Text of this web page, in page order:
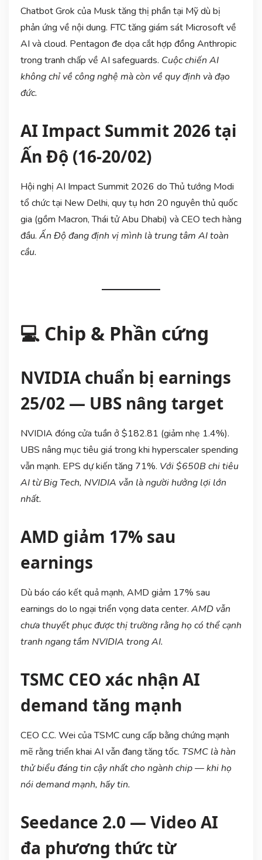
Chatbot Grok của Musk tăng thị phần tại Mỹ dù bị
phản ứng về nội dung. FTC tăng giám sát Microsoft về
AI và cloud. Pentagon đe dọa cắt hợp đồng Anthropic
trong tranh chấp về AI safeguards. Cuộc chiến AI
không chỉ về công nghệ mà còn về quy định và đạo
đức.
AI Impact Summit 2026 tại
Ấn Độ (16-20/02)
Hội nghị AI Impact Summit 2026 do Thủ tướng Modi
tổ chức tại New Delhi, quy tụ hơn 20 nguyên thủ quốc
gia (gồm Macron, Thái tử Abu Dhabi) và CEO tech hàng
đầu. Ấn Độ đang định vị mình là trung tâm AI toàn
cầu.
💻 Chip & Phần cứng
NVIDIA chuẩn bị earnings
25/02 — UBS nâng target
NVIDIA đóng cửa tuần ở $182.81 (giảm nhẹ 1.4%).
UBS nâng mục tiêu giá trong khi hyperscaler spending
vẫn mạnh. EPS dự kiến tăng 71%. Với $650B chi tiêu
AI từ Big Tech, NVIDIA vẫn là người hưởng lợi lớn
nhất.
AMD giảm 17% sau
earnings
Dù báo cáo kết quả mạnh, AMD giảm 17% sau
earnings do lo ngại triển vọng data center. AMD vẫn
chưa thuyết phục được thị trường rằng họ có thể cạnh
tranh ngang tầm NVIDIA trong AI.
TSMC CEO xác nhận AI
demand tăng mạnh
CEO C.C. Wei của TSMC cung cấp bằng chứng mạnh
mẽ rằng triển khai AI vẫn đang tăng tốc. TSMC là hàn
thử biểu đáng tin cậy nhất cho ngành chip — khi họ
nói demand mạnh, hãy tin.
Seedance 2.0 — Video AI
đa phương thức từ